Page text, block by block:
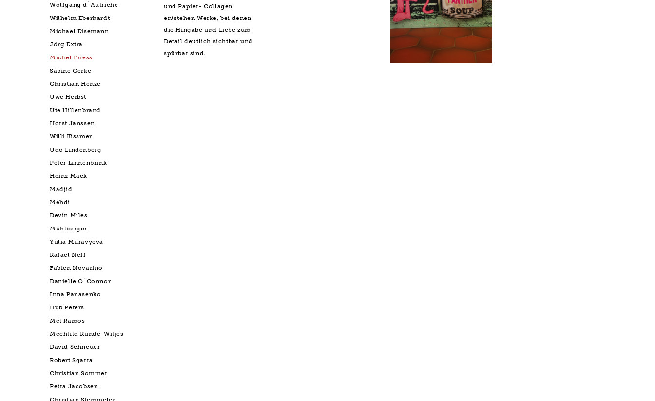
Wolfgang d´Autriche
Wilhelm Eberhardt
Michael Eisemann
Jörg Extra
Michel Friess
Sabine Gerke
Christian Henze
Uwe Herbst
Ute Hillenbrand
Horst Janssen
Willi Kissmer
Udo Lindenberg
Peter Linnenbrink
Heinz Mack
Madjid
Mehdi
Devin Miles
Mühlberger
Yulia Muravyeva
Rafael Neff
Fabien Novarino
Danielle O`Connor
Inna Panasenko
Hub Peters
Mel Ramos
Mechtild Runde-Witjes
David Schneuer
Robert Sgarra
Christian Sommer
Petra Jacobsen
Christian Stemmeler
und Papier- Collagen
entstehen Werke, bei denen
die Hingabe und Liebe zum
Detail deutlich sichtbar und
spürbar sind.